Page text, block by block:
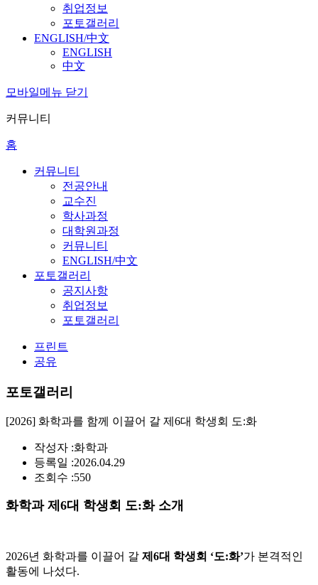
취업정보
포토갤러리
ENGLISH/中文
ENGLISH
中文
모바일메뉴 닫기
커뮤니티
홈
커뮤니티
전공안내
교수진
학사과정
대학원과정
커뮤니티
ENGLISH/中文
포토갤러리
공지사항
취업정보
포토갤러리
프린트
공유
포토갤러리
[2026] 화학과를 함께 이끌어 갈 제6대 학생회 도:화
작성자 :화학과
등록일 :2026.04.29
조회수 :550
화학과 제6대 학생회 도:화 소개
2026년 화학과를 이끌어 갈 제6대 학생회 ‘도:화’가 본격적인
활동에 나섰다.